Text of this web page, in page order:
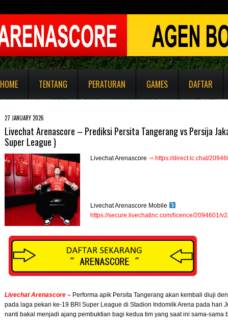
HOME TENTANG PERATURAN GAMES DAFTAR
27 JANUARY 2026
Livechat Arenascore – Prediksi Persita Tangerang vs Persija
Super League )
Livechat Arenascore ⇒ https://direct.lc.chat/
Livechat Arenascore Mobile
https://secure.livechatinc.com/licence/2094601/
Livechat Arenascore – Performa apik Persita Tangerang akan kembali diuji
pada laga pekan ke-19 BRI Super League di Stadion Indomilk Arena pada hari
nanti bakal menjadi ajang pembuktian bagi kedua tim yang saat ini sama-sama